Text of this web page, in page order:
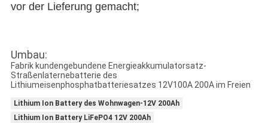
vor der Lieferung gemacht;
Umbau:
Fabrik kundengebundene Energieakkumulatorsatz-
Straßenlaternebatterie des
Lithiumeisenphosphatbatteriesatzes 12V100A 200A im Freien
Lithium Ion Battery des Wohnwagen-12V 200Ah
Lithium Ion Battery LiFePO4 12V 200Ah